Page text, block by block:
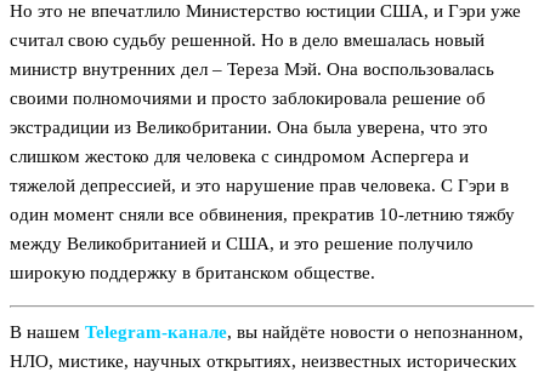
Но это не впечатлило Министерство юстиции США, и Гэри уже
считал свою судьбу решенной. Но в дело вмешалась новый
министр внутренних дел – Тереза Мэй. Она воспользовалась
своими полномочиями и просто заблокировала решение об
экстрадиции из Великобритании. Она была уверена, что это
слишком жестоко для человека с синдромом Аспергера и
тяжелой депрессией, и это нарушение прав человека. С Гэри в
один момент сняли все обвинения, прекратив 10-летнию тяжбу
между Великобританией и США, и это решение получило
широкую поддержку в британском обществе.
В нашем Telegram‑канале, вы найдёте новости о непознанном,
НЛО, мистике, научных открытиях, неизвестных исторических